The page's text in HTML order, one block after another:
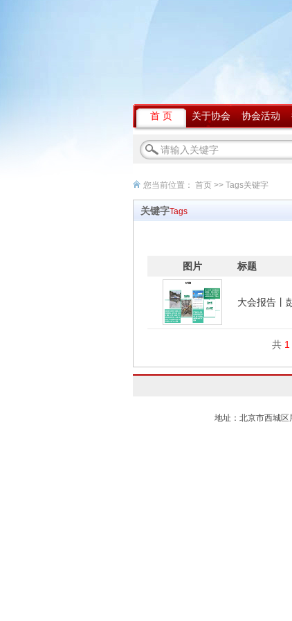
首 页 关于协会 协会活动
您当前位置： 首页 >> Tags关键字
关键字Tags
图片 标题
大会报告丨
共 1
地址：北京市西城